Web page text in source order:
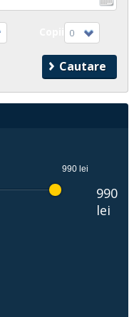
0
990 lei
990
lei